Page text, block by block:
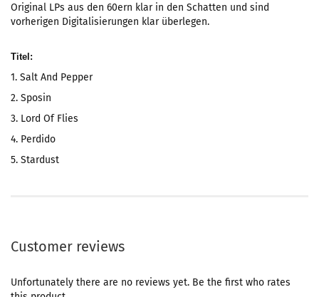
Original LPs aus den 60ern klar in den Schatten und sind
vorherigen Digitalisierungen klar überlegen.
Titel:
1. Salt And Pepper
2. Sposin
3. Lord Of Flies
4. Perdido
5. Stardust
Customer reviews
Unfortunately there are no reviews yet. Be the first who rates